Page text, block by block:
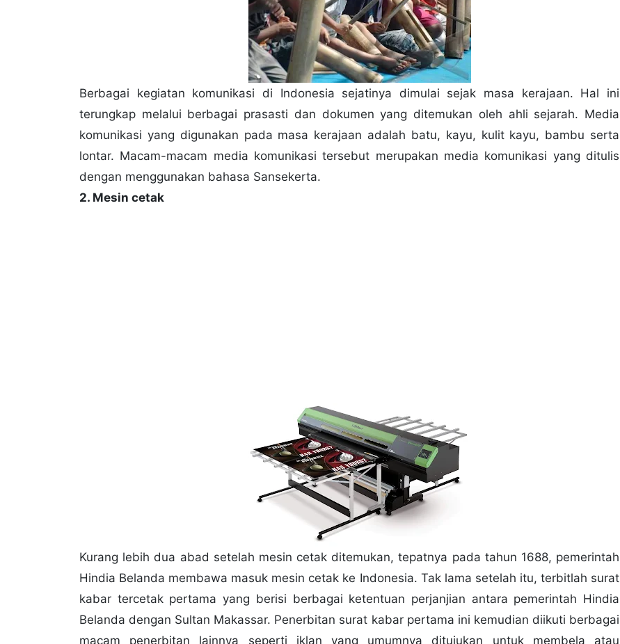
Berbagai kegiatan komunikasi di Indonesia sejatinya dimulai sejak masa kerajaan. Hal ini
terungkap melalui berbagai prasasti dan dokumen yang ditemukan oleh ahli sejarah. Media
komunikasi yang digunakan pada masa kerajaan adalah batu, kayu, kulit kayu, bambu serta
lontar. Macam-macam media komunikasi tersebut merupakan media komunikasi yang ditulis
dengan menggunakan bahasa Sansekerta.
2. Mesin cetak
Kurang lebih dua abad setelah mesin cetak ditemukan, tepatnya pada tahun 1688, pemerintah
Hindia Belanda membawa masuk mesin cetak ke Indonesia. Tak lama setelah itu, terbitlah surat
kabar tercetak pertama yang berisi berbagai ketentuan perjanjian antara pemerintah Hindia
Belanda dengan Sultan Makassar. Penerbitan surat kabar pertama ini kemudian diikuti berbagai
macam penerbitan lainnya seperti iklan yang umumnya ditujukan untuk membela atau